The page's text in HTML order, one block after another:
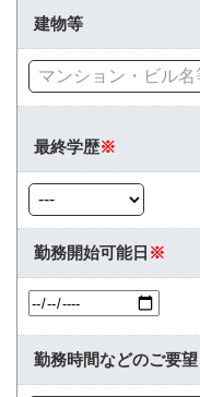
建物等
最終学歴※
勤務開始可能日 ※
勤務時間などのご要望